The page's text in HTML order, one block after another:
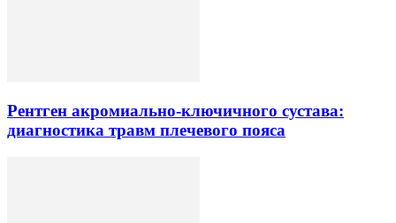
Рентген акромиально-ключичного сустава:
диагностика травм плечевого пояса